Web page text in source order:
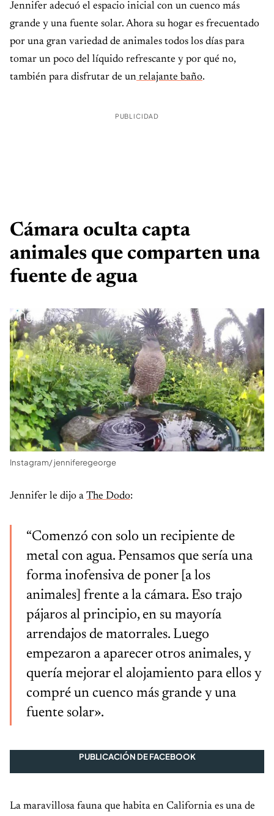
Jennifer adecuó el espacio inicial con un cuenco más
grande y una fuente solar. Ahora su hogar es frecuentado
por una gran variedad de animales todos los días para
tomar un poco del líquido refrescante y por qué no,
también para disfrutar de un relajante baño.
PUBLICIDAD
Cámara oculta capta
animales que comparten una
fuente de agua
Instagram/ jenniferegeorge
Jennifer le dijo a The Dodo:
“Comenzó con solo un recipiente de
metal con agua. Pensamos que sería una
forma inofensiva de poner [a los
animales] frente a la cámara. Eso trajo
pájaros al principio, en su mayoría
arrendajos de matorrales. Luego
empezaron a aparecer otros animales, y
quería mejorar el alojamiento para ellos y
compré un cuenco más grande y una
fuente solar».
PUBLICACIÓN DE FACEBOOK
La maravillosa fauna que habita en California es una de